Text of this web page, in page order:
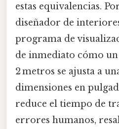
estas equivalencias.
diseñador de
programa de
de inmediato cómo
2 metros se ajusta a
dimensiones en
reduce el tiempo de
errores humanos,